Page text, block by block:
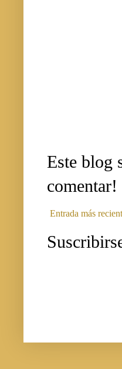
Este blog
comentar!
Entrada más